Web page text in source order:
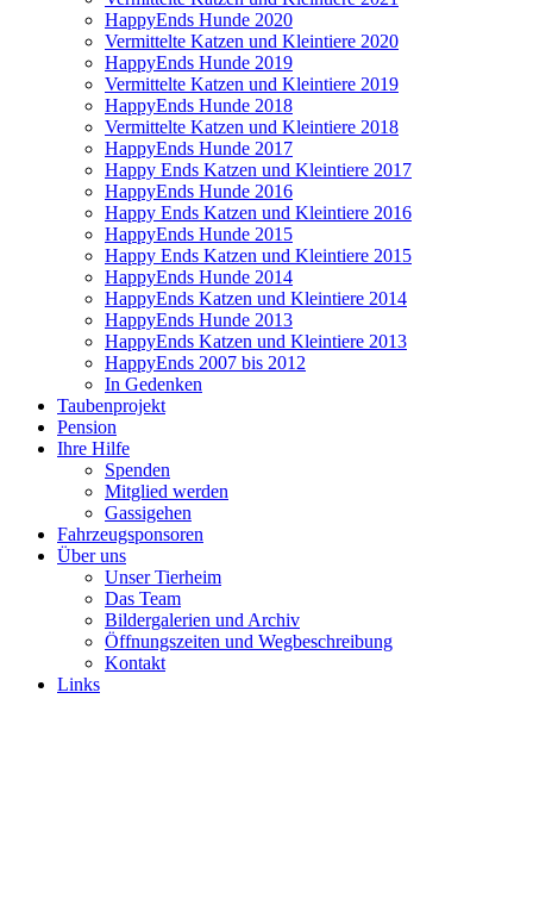
HappyEnds Hunde 2020
Vermittelte Katzen und Kleintiere 2020
HappyEnds Hunde 2019
Vermittelte Katzen und Kleintiere 2019
HappyEnds Hunde 2018
Vermittelte Katzen und Kleintiere 2018
HappyEnds Hunde 2017
Happy Ends Katzen und Kleintiere 2017
HappyEnds Hunde 2016
Happy Ends Katzen und Kleintiere 2016
HappyEnds Hunde 2015
Happy Ends Katzen und Kleintiere 2015
HappyEnds Hunde 2014
HappyEnds Katzen und Kleintiere 2014
HappyEnds Hunde 2013
HappyEnds Katzen und Kleintiere 2013
HappyEnds 2007 bis 2012
In Gedenken
Taubenprojekt
Pension
Ihre Hilfe
Spenden
Mitglied werden
Gassigehen
Fahrzeugsponsoren
Über uns
Unser Tierheim
Das Team
Bildergalerien und Archiv
Öffnungszeiten und Wegbeschreibung
Kontakt
Links